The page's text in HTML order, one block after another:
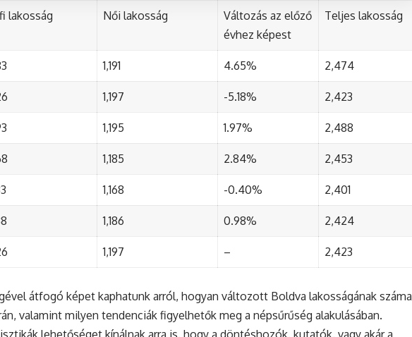
lakosság Női lakosság
Változás az előző
évhez képest
Teljes lakosság
1,191 4.65% 2,474
1,197 -5.18% 2,423
1,195 1.97% 2,488
1,185 2.84% 2,453
1,168 -0.40% 2,401
1,186 0.98% 2,424
1,197 – 2,423
átfogó képet kaphatunk arról, hogyan változott Boldva lakosságának száma
valamint milyen tendenciák figyelhetők meg a népsűrűség alakulásában.